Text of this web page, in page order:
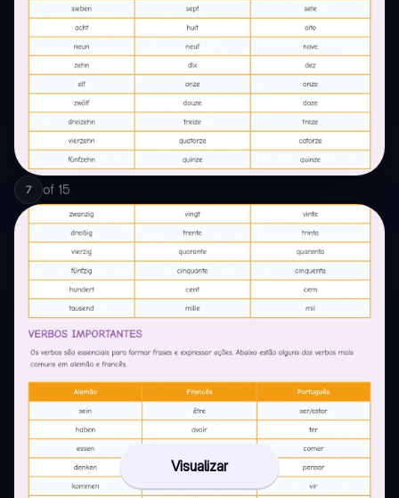
7 of 15
Visualizar